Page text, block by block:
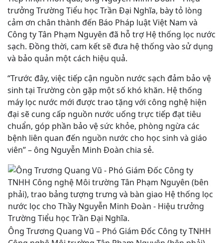
trưởng Trường Tiểu học Trần Đại Nghĩa, bày tỏ lòng
cảm ơn chân thành đến Báo Pháp luật Việt Nam và
Công ty Tân Phạm Nguyên đã hỗ trợ Hệ thống lọc nước
sạch. Đồng thời, cam kết sẽ đưa hệ thống vào sử dụng
và bảo quản một cách hiệu quả.
“Trước đây, việc tiếp cận nguồn nước sạch đảm bảo vệ
sinh tại Trường còn gặp một số khó khăn. Hệ thống
máy lọc nước mới được trao tặng với công nghệ hiện
đại sẽ cung cấp nguồn nước uống trực tiếp đạt tiêu
chuẩn, góp phần bảo vệ sức khỏe, phòng ngừa các
bệnh liên quan đến nguồn nước cho học sinh và giáo
viên” – ông Nguyễn Minh Đoàn chia sẻ.
Ông Trương Quang Vũ – Phó Giám Đốc Công ty TNHH